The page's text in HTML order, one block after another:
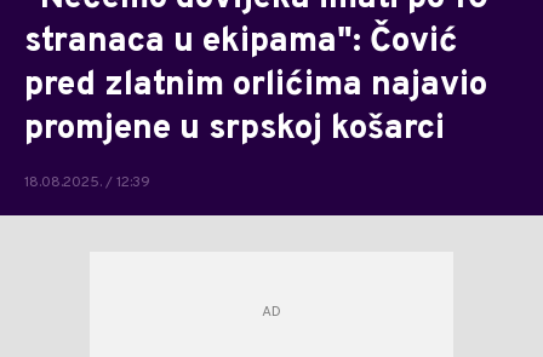
stranaca u ekipama": Čović
pred zlatnim orlićima najavio
promjene u srpskoj košarci
18.08.2025. / 12:39